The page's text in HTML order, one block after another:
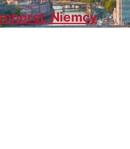
Niemcy